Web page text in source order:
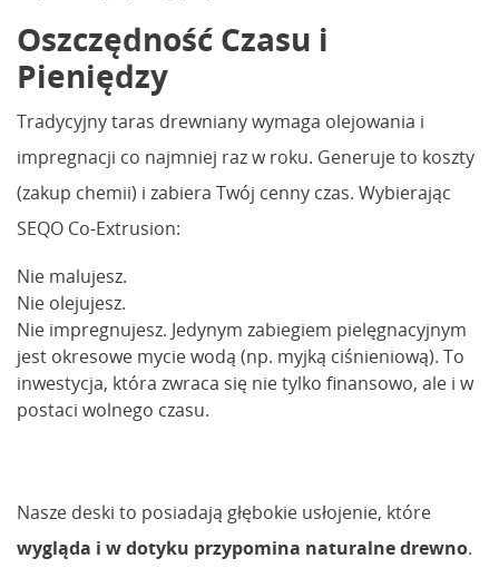
Oszczędność Czasu i
Pieniędzy
Tradycyjny taras drewniany wymaga olejowania i
impregnacji co najmniej raz w roku. Generuje to koszty
(zakup chemii) i zabiera Twój cenny czas. Wybierając
SEQO Co-Extrusion:
Nie malujesz.
Nie olejujesz.
Nie impregnujesz. Jedynym zabiegiem pielęgnacyjnym
jest okresowe mycie wodą (np. myjką ciśnieniową). To
inwestycja, która zwraca się nie tylko finansowo, ale i w
postaci wolnego czasu.
Nasze deski to posiadają głębokie usłojenie, które
wygląda i w dotyku przypomina naturalne drewno.